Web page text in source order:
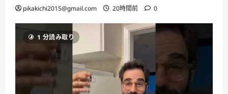
pikakichi2015@gmail.com 20時間前 0
1 分読み取り